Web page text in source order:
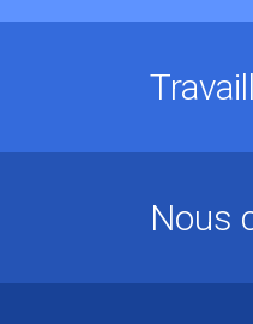
Nous